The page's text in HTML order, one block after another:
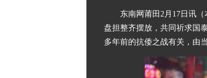
东南网莆田2月17日讯
盘担整齐摆放，共同祈求国
多年前的抗倭之战有关，由